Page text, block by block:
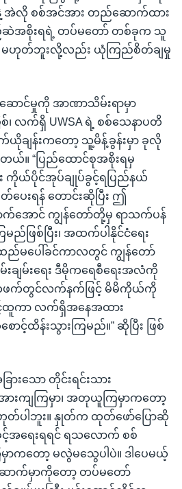
အဲလို စစ်အင်အား တည်ဆောက်ထား
စိုးရရဲ့ တပ်မတော် တစ်ခုက သူ
ဟုတ်ဘူးလို့လည်း ယုံကြည်စိတ်ချမှု
ဆောင်မှုကို အာဏာသိမ်းရာမှာ
၊ လက်ရှိ UWSA ရဲ့ စစ်သေနာပတိ
ယိုချန်းကတော့ သူ့မိန့်ခွန်းမှာ ခုလို
ယ်။ “ပြည်ထောင်စုအစိုးရမှ
ား ကိုယ်ပိုင်အုပ်ချုပ်ခွင့်ရပြည်နယ်
ေးရန် တောင်းဆိုပြီး ဤ
က်အောင် ကျွန်တော်တို့မှ ရာသက်ပန်
ည်ဖြစ်ပြီး၊ အထက်ပါနိုင်ငံရေး
မပေါ်ခင်ကာလတွင် ကျွန်တော်
ျမ်းရေး ဒီမိုကရေစီရေးအလံကို
တဖက်တွင်လက်နက်ဖြင့် မိမိကိုယ်ကို
ကာ လက်ရှိအနေအထား
ထိန်းသွားကြမည်။” ဆိုပြီး ဖြစ်
ားသော တိုင်းရင်းသား
ကျကြမှာ၊ အတုယူကြမှာကတော့
တ်ပါဘူး။ နှုတ်က ထုတ်ဖော်ပြောဆို
အရေးရရင် ရသလောက် စစ်
ကတော့ မလွဲမသွေပါပဲ။ ဒါပေမယ့်
ာက်မှာကိုတော့ တပ်မတော်